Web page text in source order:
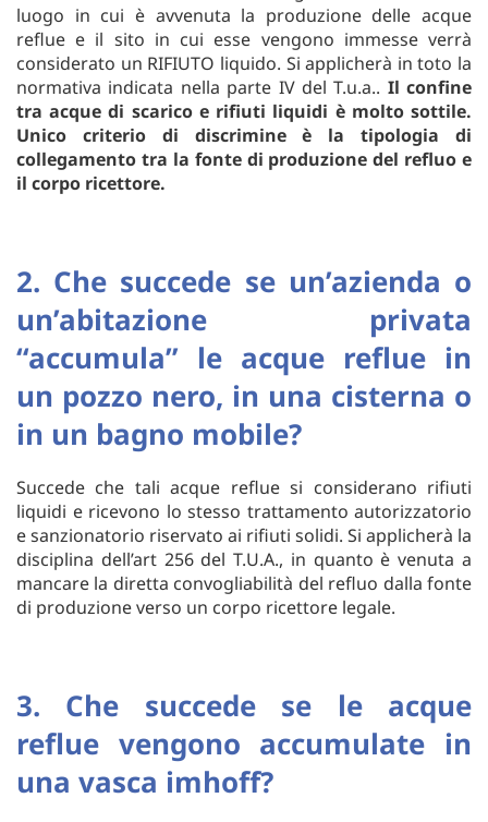
luogo in cui è avvenuta la produzione delle acque
reflue e il sito in cui esse vengono immesse verrà
considerato un RIFIUTO liquido. Si applicherà in toto la
normativa indicata nella parte IV del T.u.a.. Il confine
tra acque di scarico e rifiuti liquidi è molto sottile.
Unico criterio di discrimine è la tipologia di
collegamento tra la fonte di produzione del refluo e
il corpo ricettore.
2. Che succede se un’azienda o
un’abitazione privata
“accumula” le acque reflue in
un pozzo nero, in una cisterna o
in un bagno mobile?
Succede che tali acque reflue si considerano rifiuti
liquidi e ricevono lo stesso trattamento autorizzatorio
e sanzionatorio riservato ai rifiuti solidi. Si applicherà la
disciplina dell’art 256 del T.U.A., in quanto è venuta a
mancare la diretta convogliabilità del refluo dalla fonte
di produzione verso un corpo ricettore legale.
3. Che succede se le acque
reflue vengono accumulate in
una vasca imhoff?